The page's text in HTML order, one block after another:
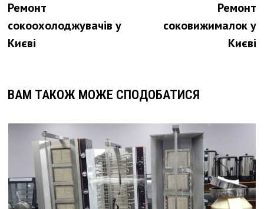
записів
Ремонт
сокоохолоджувачів у
Києві
Ремонт
соковижималок у
Києві
ВАМ ТАКОЖ МОЖЕ СПОДОБАТИСЯ